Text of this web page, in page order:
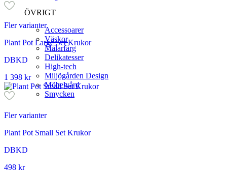
ÖVRIGT
Accessoarer
Väskor
Målarfärg
Delikatesser
High-tech
Miljögården Design
Möbelvård
Smycken
Fler varianter
Plant Pot Large Set Krukor
DBKD
1 398 kr
Fler varianter
Plant Pot Small Set Krukor
DBKD
498 kr